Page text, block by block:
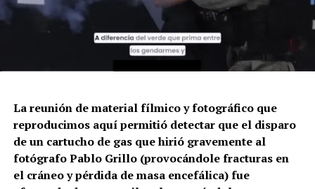
La reunión de material fílmico y fotográfico que
reproducimos aquí permitió detectar que el disparo
de un cartucho de gas que hirió gravemente al
fotógrafo Pablo Grillo (provocándole fracturas en
el cráneo y pérdida de masa encefálica) fue